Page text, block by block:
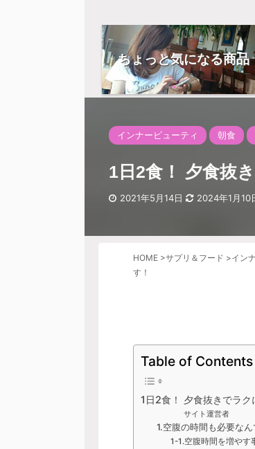
ちょっと気になる商品
インナービューティ 朝食
1日2食！ 夕食抜
2021年5月14日 2024年1月10
HOME >サプリ＆フード >イン
す！
Table of Contents
1日2食！ 夕食抜きでラク
サイト運営者
1.空腹の時間も必要なん
1-1.空腹時間を増やす